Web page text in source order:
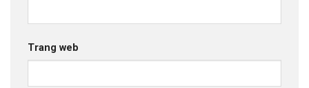
Trang web